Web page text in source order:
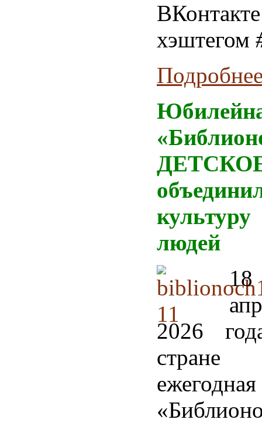
хэштегом
людей
18
2026